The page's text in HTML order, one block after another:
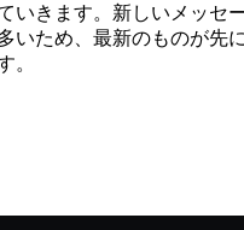
いきます。新しいメッセ
いため、最新のものが先
。